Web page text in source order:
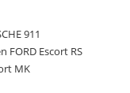
911
FORD Escort RS
MK